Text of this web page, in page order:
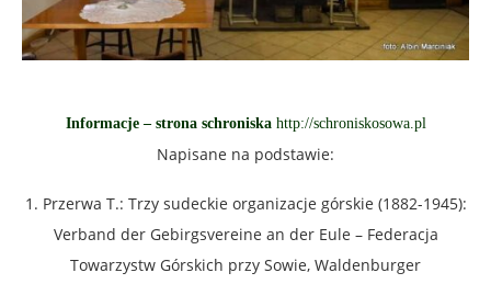
Informacje – strona schroniska http://schroniskosowa.pl
Napisane na podstawie:
1. Przerwa T.: Trzy sudeckie organizacje górskie (1882-1945):
Verband der Gebirgsvereine an der Eule – Federacja
Towarzystw Górskich przy Sowie, Waldenburger